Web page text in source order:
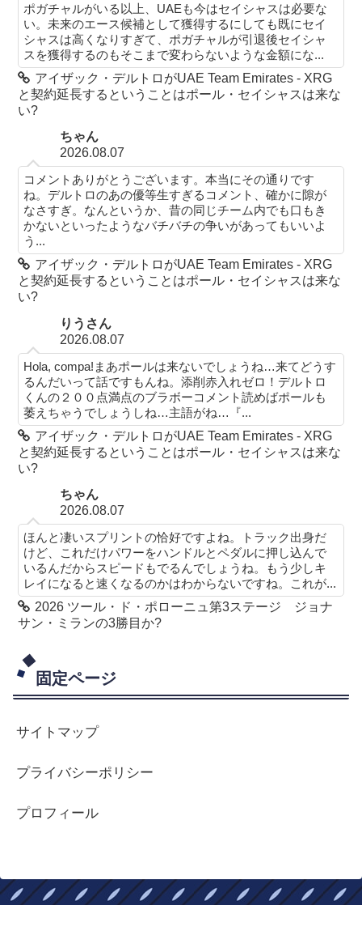
ポガチャルがいる以上、UAEも今はセイシャスは必要な
い。未来のエース候補として獲得するにしても既にセイ
シャスは高くなりすぎて、ポガチャルが引退後セイシャ
スを獲得するのもそこまで変わらないような金額にな...
アイザック・デルトロがUAE Team Emirates - XRG
と契約延長するということはポール・セイシャスは来な
い?
ちゃん
2026.08.07
コメントありがとうございます。本当にその通りです
ね。デルトロのあの優等生すぎるコメント、確かに隙が
なさすぎ。なんというか、昔の同じチーム内でも口もき
かないといったようなバチバチの争いがあってもいいよ
う...
アイザック・デルトロがUAE Team Emirates - XRG
と契約延長するということはポール・セイシャスは来な
い?
りうさん
2026.08.07
Hola, compa!まあポールは来ないでしょうね…来てどうす
るんだいって話ですもんね。添削赤入れゼロ！デルトロ
くんの２００点満点のブラボーコメント読めばポールも
萎えちゃうでしょうしね…主語がね…『...
アイザック・デルトロがUAE Team Emirates - XRG
と契約延長するということはポール・セイシャスは来な
い?
ちゃん
2026.08.07
ほんと凄いスプリントの恰好ですよね。トラック出身だ
けど、これだけパワーをハンドルとペダルに押し込んで
いるんだからスピードもでるんでしょうね。もう少しキ
レイになると速くなるのかはわからないですね。これが...
2026 ツール・ド・ポローニュ第3ステージ ジョナ
サン・ミランの3勝目か?
固定ページ
サイトマップ
プライバシーポリシー
プロフィール